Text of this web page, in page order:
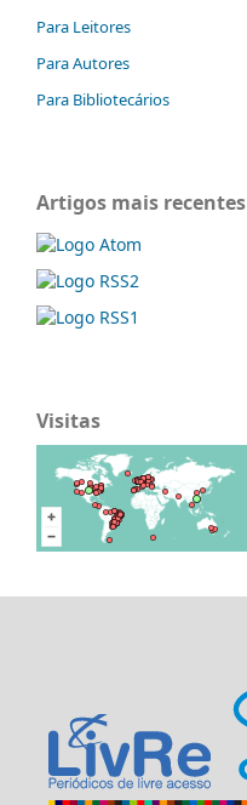
Para Leitores
Para Autores
Para Bibliotecários
Artigos mais recentes
Visitas